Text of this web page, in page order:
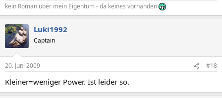
kein Roman über mein Eigentum - da keines vorhanden
Luki1992
Captain
20. Juni 2009 #18
Kleiner=weniger Power. Ist leider so.